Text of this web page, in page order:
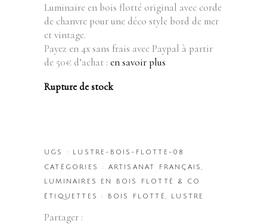
Luminaire en bois flotté original avec corde
de chanvre pour une déco style bord de mer
et vintage.
Payez en 4x sans frais avec Paypal à partir
de 50€ d’achat : en savoir plus
Rupture de stock
UGS : LUSTRE-BOIS-FLOTTE-08
CATÉGORIES : ARTISANAT FRANÇAIS
LUMINAIRES EN BOIS FLOTTÉ & CO
ÉTIQUETTES : BOIS FLOTTÉ LUSTRE
Partager :